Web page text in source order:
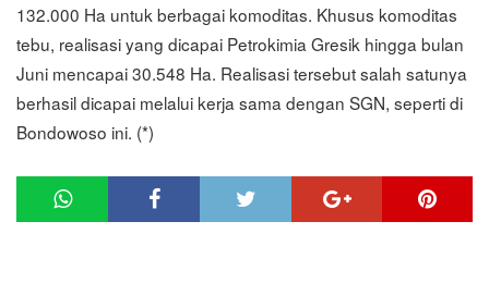
132.000 Ha untuk berbagai komoditas. Khusus komoditas
tebu, realisasi yang dicapai Petrokimia Gresik hingga bulan
Juni mencapai 30.548 Ha. Realisasi tersebut salah satunya
berhasil dicapai melalui kerja sama dengan SGN, seperti di
Bondowoso ini. (*)